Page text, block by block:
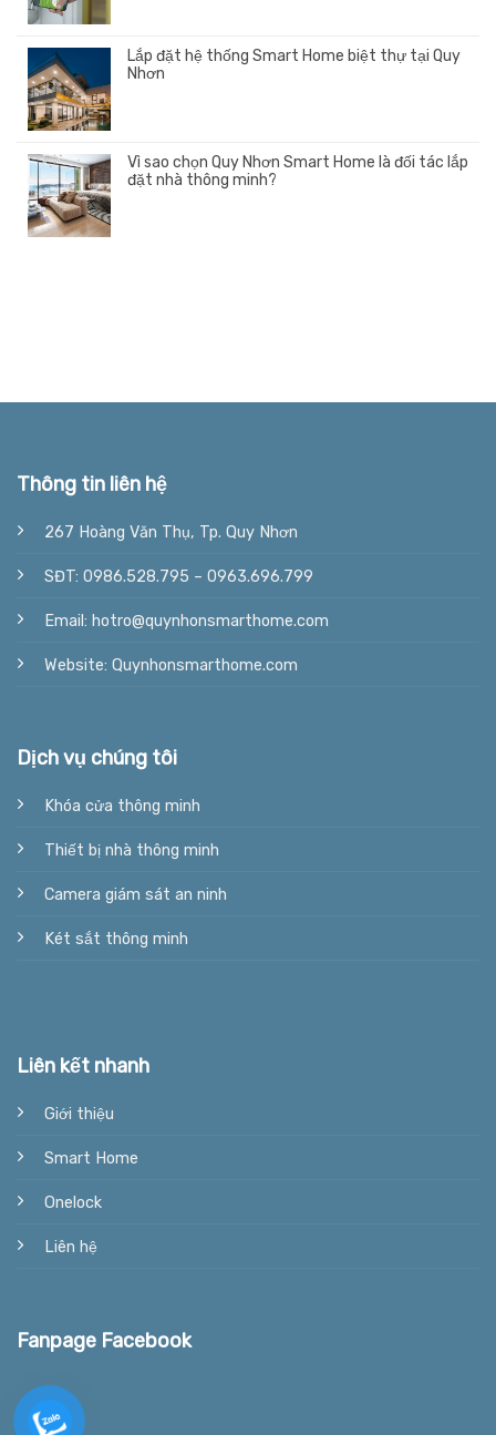
Lắp đặt hệ thống Smart Home biệt thự tại Quy
Nhơn
Vì sao chọn Quy Nhơn Smart Home là đối tác lắp
đặt nhà thông minh?
Thông tin liên hệ
267 Hoàng Văn Thụ, Tp. Quy Nhơn
SĐT: 0986.528.795 – 0963.696.799
Email: hotro@quynhonsmarthome.com
Website: Quynhonsmarthome.com
Dịch vụ chúng tôi
Khóa cửa thông minh
Thiết bị nhà thông minh
Camera giám sát an ninh
Két sắt thông minh
Liên kết nhanh
Giới thiệu
Smart Home
Onelock
Liên hệ
Fanpage Facebook